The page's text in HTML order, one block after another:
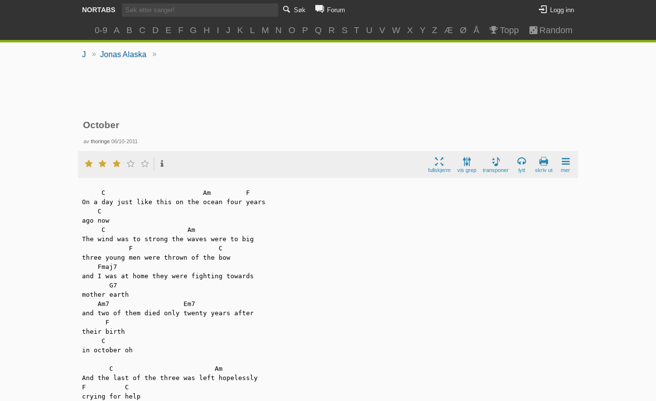
NORTABS Søk Forum Logg inn
0-9 A B C D E F G H I J K L M N O P Q R S T U V W X Y Z Æ Ø Å Topp Random
J » Jonas Alaska »
October
avthoringe 06/10-2011
fullskjerm vis grep transponer lytt skriv ut mer
     C                         Am         F
On a day just like this on the ocean four years
    C
ago now
     C                     Am
The wind was to strong the waves were to big
            F                      C
three young men were thrown of the bow
    Fmaj7
and I was at home they were fighting towards
       G7
mother earth
    Am7                   Em7
and two of them died only twenty years after
      F
their birth
     C
in october oh
       C                          Am
And the last of the three was left hopelessly
F          C
crying for help